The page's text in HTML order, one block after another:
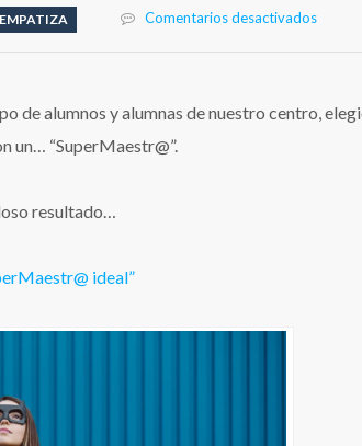
EMPATIZA Comentarios desactivadosen
de
de alumnos y alumnas de nuestro centro,
un… “SuperMaestr@”.
resultado…
ideal”